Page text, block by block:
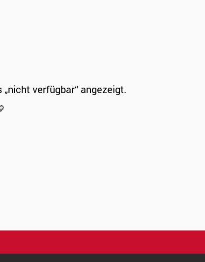
verfügbar“ angezeigt.